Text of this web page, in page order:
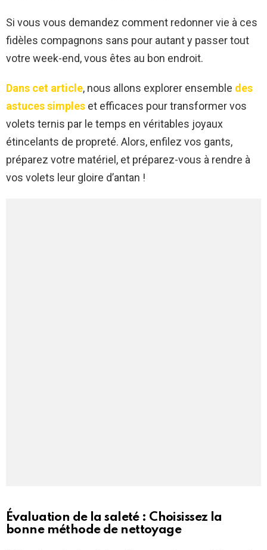
Si vous vous demandez comment redonner vie à ces
fidèles compagnons sans pour autant y passer tout
votre week-end, vous êtes au bon endroit.
Dans cet article, nous allons explorer ensemble des
astuces simples et efficaces pour transformer vos
volets ternis par le temps en véritables joyaux
étincelants de propreté. Alors, enfilez vos gants,
préparez votre matériel, et préparez-vous à rendre à
vos volets leur gloire d’antan !
Évaluation de la saleté : Choisissez la
bonne méthode de nettoyage